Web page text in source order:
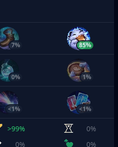
7% 85%
0% 1%
<1% <1%
>99%
0%
0% 0%